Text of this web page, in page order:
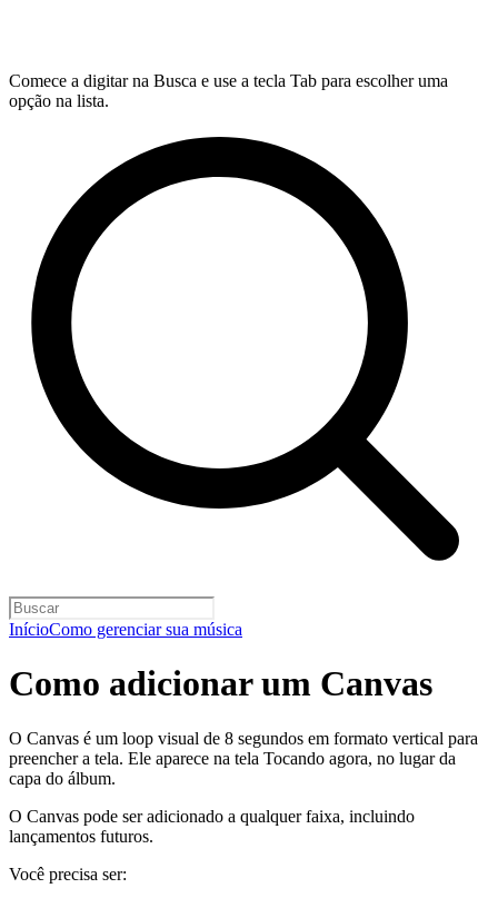
Comece a digitar na Busca e use a tecla Tab para escolher uma
opção na lista.
InícioComo gerenciar sua música
Como adicionar um Canvas
O Canvas é um loop visual de 8 segundos em formato vertical para
preencher a tela. Ele aparece na tela Tocando agora, no lugar da
capa do álbum.
O Canvas pode ser adicionado a qualquer faixa, incluindo
lançamentos futuros.
Você precisa ser: